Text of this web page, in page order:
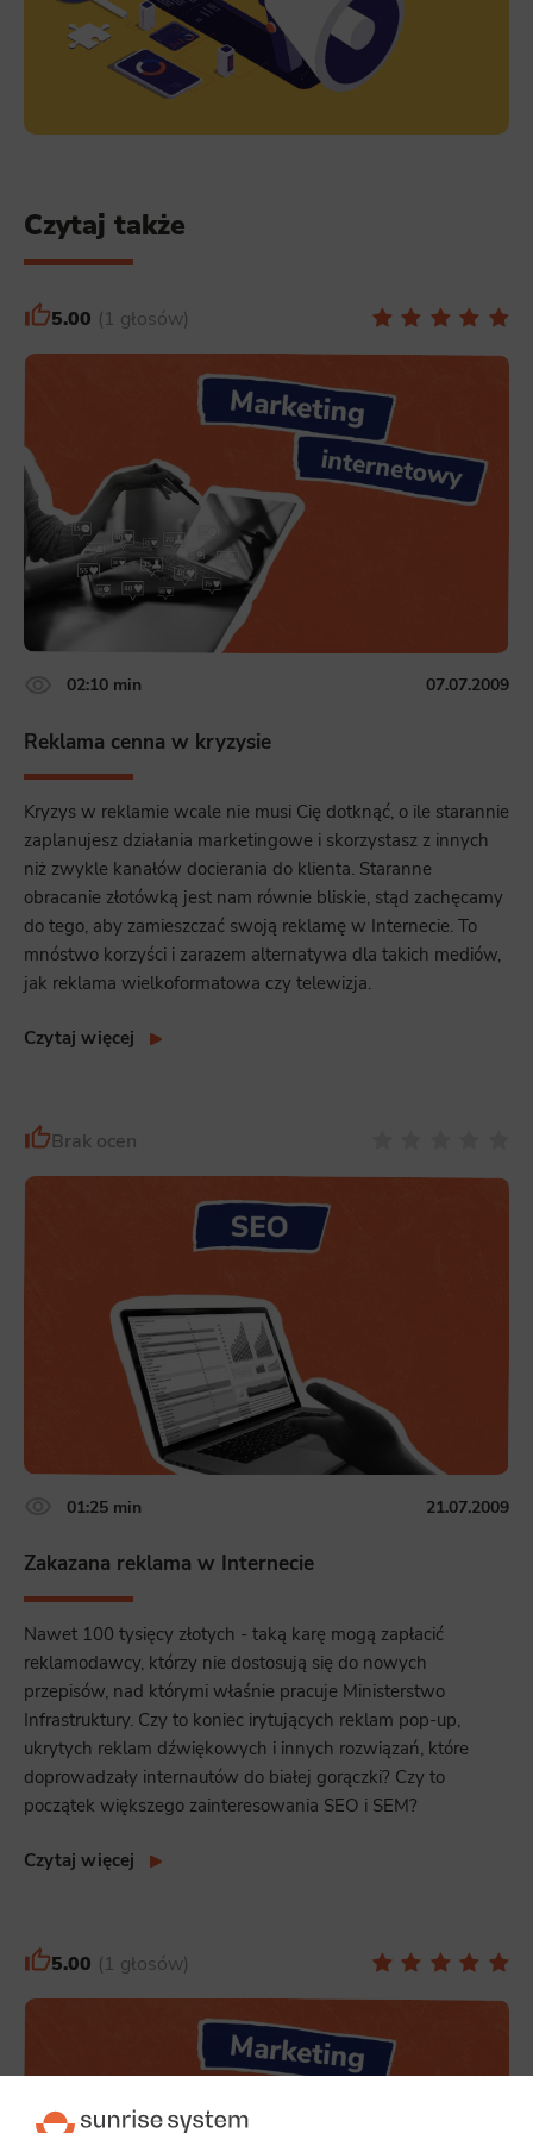
Czytaj także
5.00 1 głosów
02:10 min 07.07.2009
Reklama cenna w kryzysie
Kryzys w reklamie wcale nie musi Cię dotknąć, o ile starannie
zaplanujesz działania marketingowe i skorzystasz z innych
niż zwykle kanałów docierania do klienta. Staranne
obracanie złotówką jest nam równie bliskie, stąd zachęcamy
do tego, aby zamieszczać swoją reklamę w Internecie. To
mnóstwo korzyści i zarazem alternatywa dla takich mediów,
jak reklama wielkoformatowa czy telewizja.
Czytaj więcej
Brak ocen
01:25 min 21.07.2009
Zakazana reklama w Internecie
Nawet 100 tysięcy złotych - taką karę mogą zapłacić
reklamodawcy, którzy nie dostosują się do nowych
przepisów, nad którymi właśnie pracuje Ministerstwo
Infrastruktury. Czy to koniec irytujących reklam pop-up,
ukrytych reklam dźwiękowych i innych rozwiązań, które
doprowadzały internautów do białej gorączki? Czy to
początek większego zainteresowania SEO i SEM?
Czytaj więcej
5.00 1 głosów